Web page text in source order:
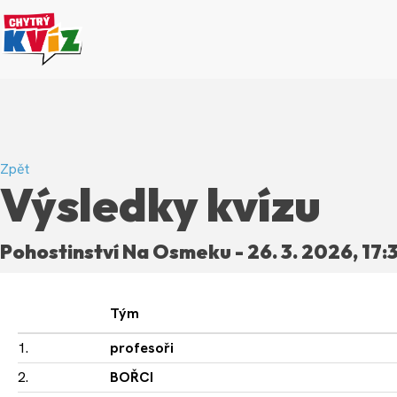
Zpět
Výsledky kvízu
Pohostinství Na Osmeku - 26. 3. 2026,
Tým
1.
profesoři
2.
BOŘCI